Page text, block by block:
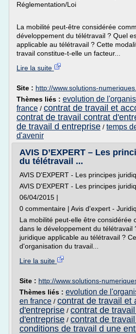
Réglementation/Loi
La mobilité peut-être considérée
développement du télétravail ? Quel
applicable au télétravail ? Cette
travail constitue-t-elle un facteur...
Lire la suite
Site : http://www.solutions-
Thèmes liés : evolution de
france / contrat de travail et
contrat de travail contrat
de travail d entreprise / temps
d'avenir
AVIS D’EXPERT – Les
du télétravail ...
AVIS D'EXPERT - Les principes
AVIS D'EXPERT - Les principes
06/04/2015 |
0 commentaire | Avis d'expert -
La mobilité peut-elle être considérée
dans le développement du télétravail
juridique applicable au télétravail ?
d'organisation du travail...
Lire la suite
Site : http://www.solutions-
Thèmes liés : evolution de
en france / contrat de travail et
d'entreprise / contrat de
d'entreprise / contrat de
conditions de travail d une